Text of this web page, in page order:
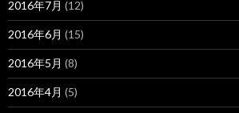
2016年7月 (12)
2016年6月 (15)
2016年5月 (8)
2016年4月 (5)